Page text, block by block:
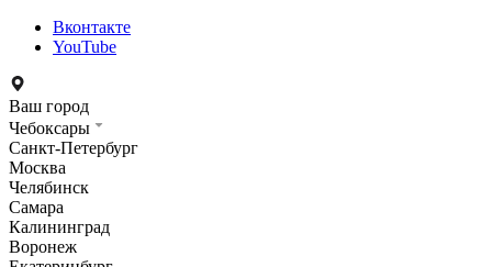
Вконтакте
YouTube
Ваш город
Чебоксары
Санкт-Петербург
Москва
Челябинск
Самара
Калининград
Воронеж